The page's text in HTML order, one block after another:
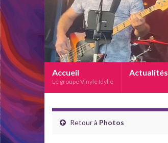
Accueil
Le groupe Vinyle Idylle
Actualités
Retour à Photos